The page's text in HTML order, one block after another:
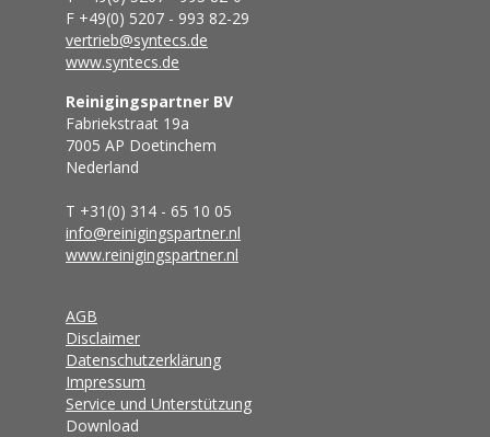
F +49(0) 5207 - 993 82-29
vertrieb@syntecs.de
www.syntecs.de
Reinigingspartner BV
Fabriekstraat 19a
7005 AP Doetinchem
Nederland
T +31(0) 314 - 65 10 05
info@reinigingspartner.nl
www.reinigingspartner.nl
AGB
Disclaimer
Datenschutzerklärung
Impressum
Service und Unterstützung
Download